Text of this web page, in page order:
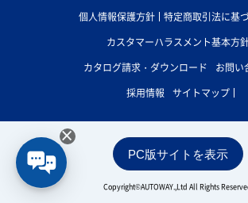
個人情報保護方針
特定商取引法に基
カスタマーハラスメント基本方
カタログ請求・ダウンロード
お問い
採用情報
サイトマップ
PC版サイトを表示
Copyright©AUTOWAY.,Ltd All Rights
×